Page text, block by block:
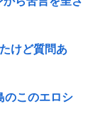
けど質問あ
のこのエロシ